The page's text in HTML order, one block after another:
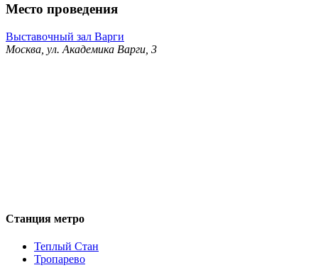
Место проведения
Выставочный зал Варги
Москва, ул. Академика Варги, 3
Станция метро
Теплый Стан
Тропарево